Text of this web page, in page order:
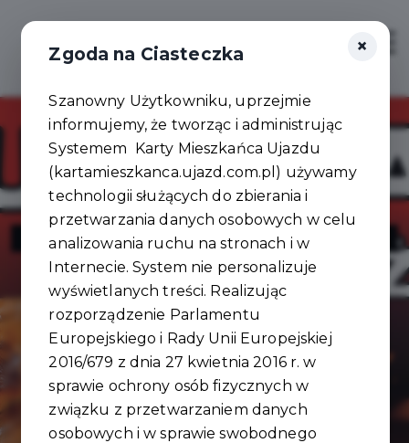
Kurczak z Rożna
×
Zgoda na Ciasteczka
Szanowny Użytkowniku, uprzejmie
informujemy, że tworząc i administrując
Systemem Karty Mieszkańca Ujazdu
(kartamieszkanca.ujazd.com.pl) używamy
technologii służących do zbierania i
przetwarzania danych osobowych w celu
analizowania ruchu na stronach i w
Internecie. System nie personalizuje
wyświetlanych treści. Realizując
rozporządzenie Parlamentu
Europejskiego i Rady Unii Europejskiej
2016/679 z dnia 27 kwietnia 2016 r. w
sprawie ochrony osób fizycznych w
związku z przetwarzaniem danych
osobowych i w sprawie swobodnego